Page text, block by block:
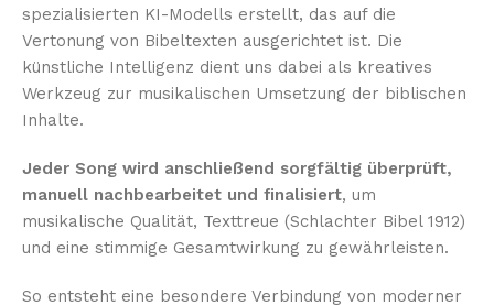
spezialisierten KI-Modells erstellt, das auf die
Vertonung von Bibeltexten ausgerichtet ist. Die
künstliche Intelligenz dient uns dabei als kreatives
Werkzeug zur musikalischen Umsetzung der biblischen
Inhalte.
Jeder Song wird anschließend sorgfältig überprüft,
manuell nachbearbeitet und finalisiert, um
musikalische Qualität, Texttreue (Schlachter Bibel 1912)
und eine stimmige Gesamtwirkung zu gewährleisten.
So entsteht eine besondere Verbindung von moderner